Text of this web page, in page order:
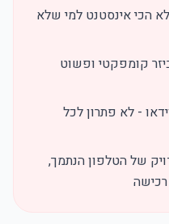
הכי אינסטנט למי שלא
קומפקטי ופשוט
- לא פתרון לכל
של הטלפון הנתמך,